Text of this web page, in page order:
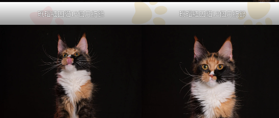
玳瑁緬因貓12個月紀錄 玳瑁緬因貓12個月紀錄